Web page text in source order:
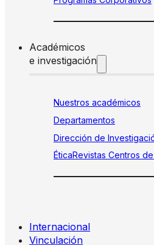
Académicos
e investigación
Nuestros académicos
Departamentos
Dirección de
ÉticaRevistas Centros
Internacional
Vinculación